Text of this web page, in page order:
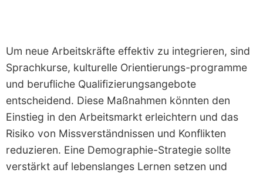
Um neue Arbeitskräfte effektiv zu integrieren, sind
Sprachkurse, kulturelle Orientierungs-programme
und berufliche Qualifizierungsangebote
entscheidend. Diese Maßnahmen könnten den
Einstieg in den Arbeitsmarkt erleichtern und das
Risiko von Missverständnissen und Konflikten
reduzieren. Eine Demographie-Strategie sollte
verstärkt auf lebenslanges Lernen setzen und